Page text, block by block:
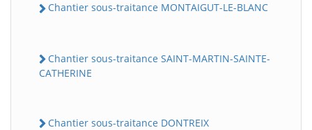
Chantier sous-traitance MONTAIGUT-LE-BLANC
Chantier sous-traitance SAINT-MARTIN-SAINTE-
CATHERINE
Chantier sous-traitance DONTREIX